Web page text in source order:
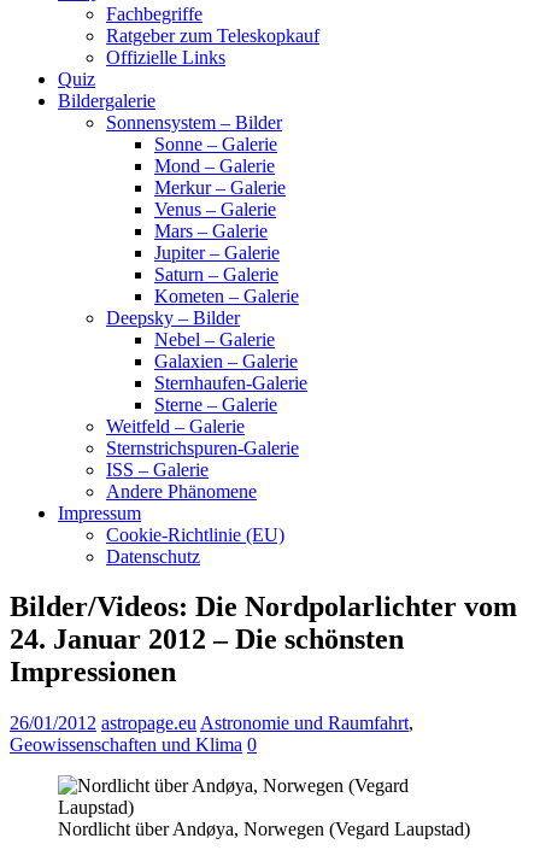
Fachbegriffe
Ratgeber zum Teleskopkauf
Offizielle Links
Quiz
Bildergalerie
Sonnensystem – Bilder
Sonne – Galerie
Mond – Galerie
Merkur – Galerie
Venus – Galerie
Mars – Galerie
Jupiter – Galerie
Saturn – Galerie
Kometen – Galerie
Deepsky – Bilder
Nebel – Galerie
Galaxien – Galerie
Sternhaufen-Galerie
Sterne – Galerie
Weitfeld – Galerie
Sternstrichspuren-Galerie
ISS – Galerie
Andere Phänomene
Impressum
Cookie-Richtlinie (EU)
Datenschutz
Bilder/Videos: Die Nordpolarlichter vom
24. Januar 2012 – Die schönsten
Impressionen
26/01/2012 astropage.eu Astronomie und Raumfahrt,
Geowissenschaften und Klima 0
Nordlicht über Andøya, Norwegen (Vegard Laupstad)